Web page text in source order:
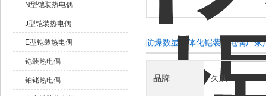
N型铠装热电偶
J型铠装热电偶
E型铠装热电偶
铠装热电偶
铂铑热电偶
防爆数显一体化铠装热电偶厂家
品牌 久跃